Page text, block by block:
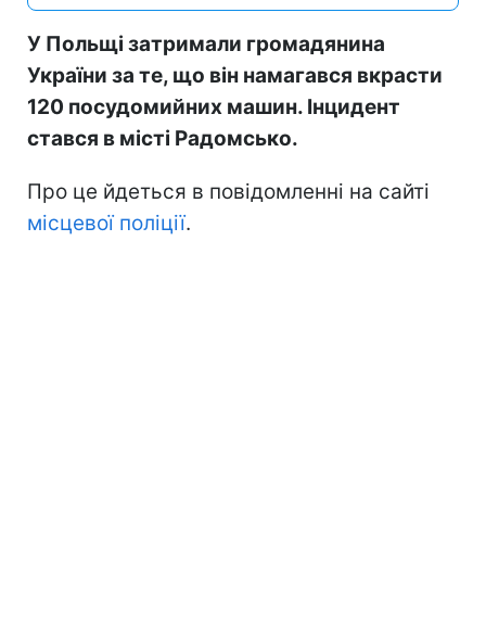
У Польщі затримали громадянина
України за те, що він намагався вкрасти
120 посудомийних машин. Інцидент
стався в місті Радомсько.
Про це йдеться в повідомленні на сайті
місцевої поліції.